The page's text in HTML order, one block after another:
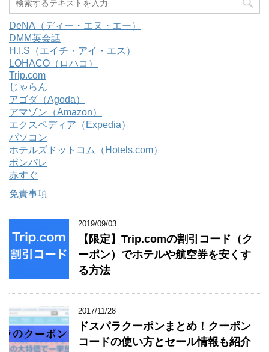
DeNA（ディー・エヌ・エー）
DMM英会話
H.I.S（エイチ・アイ・エス）
LOHACO（ロハコ）
Trip.com
じゃらん
アゴダ（Agoda）
アマゾン（Amazon）
エクスペディア（Expedia）
パソコン
ホテルズドットコム（Hotels.com）
ポンパレ
赤すぐ
免責事項
2019/09/03
【限定】Trip.comの割引コード（ク
ーポン）でホテルや航空券を安くす
る方法
2017/11/28
ドスパラクーポンまとめ！クーポン
コードの使い方とセール情報も紹介